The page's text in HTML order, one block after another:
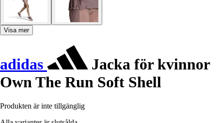
Visa mer
adidas
Jacka för kvinnor
Own The Run Soft Shell
Produkten är inte tillgänglig